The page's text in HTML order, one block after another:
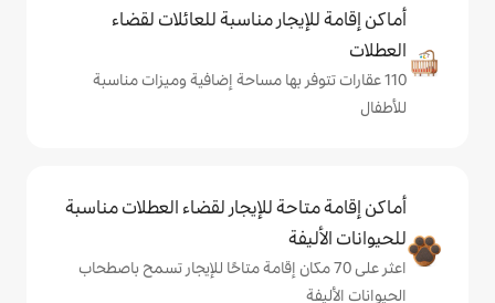
مناسبة للعائلات لقضاء
بها مساحة إضافية وميزات مناسبة
للإيجار لقضاء العطلات مناسبة
70 مكان إقامة متاحًا للإيجار تسمح باصطحاب